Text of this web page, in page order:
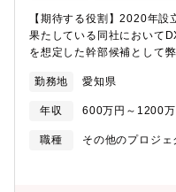
ド（装置）まで一気通貫し
【期待する役割】2020年
果たしている同社において
を想定した幹部候補として
ンジニアを率いデリバリー
ど製造現場のDX推進を推
現場実装 ※得意な分野の
リズムリサーチ ・エッジ
析を通じてのクライアント
勤務地 愛知県
年収 600万円～1200万
職種
その他のプロジ